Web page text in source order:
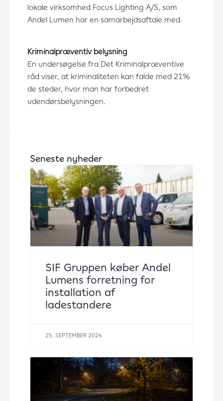
lokale virksomhed Focus Lighting A/S, som
Andel Lumen har en samarbejdsaftale med.
Kriminalpræventiv belysning
En undersøgelse fra Det Kriminalpræventive
råd viser, at kriminaliteten kan falde med 21%
de steder, hvor man har forbedret
udendørsbelysningen.
Seneste nyheder
SIF Gruppen køber Andel
Lumens forretning for
installation af
ladestandere
25. SEPTEMBER 2024